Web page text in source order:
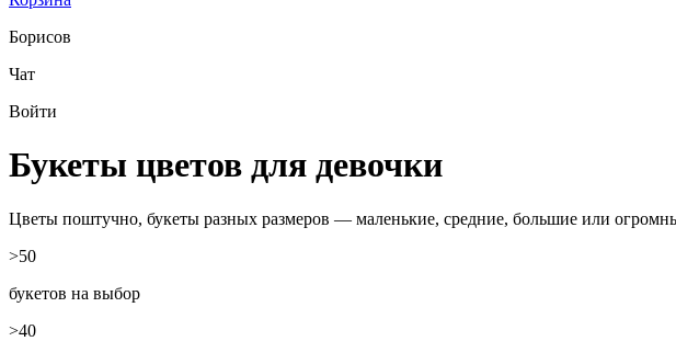
Борисов
Чат
Войти
Букеты цветов для девочки
Цветы поштучно, букеты разных размеров — маленькие, средние, большие или
>50
букетов на выбор
>40